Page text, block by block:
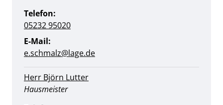
Telefon:
05232 95020
E-Mail:
e.schmalz@lage.de
Herr Björn Lutter
Position:
Hausmeister